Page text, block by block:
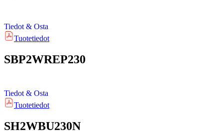
Tiedot & Osta
Tuotetiedot
SBP2WREP230
Tiedot & Osta
Tuotetiedot
SH2WBU230N